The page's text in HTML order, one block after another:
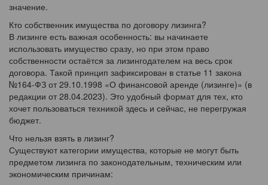
значение.
Кто собственник имущества по договору лизинга?
В лизинге есть важная особенность: вы начинаете
использовать имущество сразу, но при этом право
собственности остаётся за лизингодателем на весь срок
договора. Такой принцип зафиксирован в статье 11 закона
№164-ФЗ от 29.10.1998 «О финансовой аренде (лизинге)» (в
редакции от 28.04.2023). Это удобный формат для тех, кто
хочет пользоваться техникой здесь и сейчас, не перегружая
бюджет.
Что нельзя взять в лизинг?
Существуют категории имущества, которые не могут быть
предметом лизинга по законодательным, техническим или
экономическим причинам: